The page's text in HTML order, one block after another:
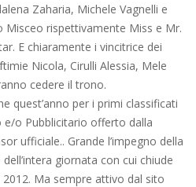
Zaharia, Michele Vagnelli e
Misceo rispettivamente Miss e Mr.
E chiaramente i vincitrice dei
Nicola, Cirulli Alessia, Mele
cedere il trono.
quest’anno per i primi classificati
o Pubblicitario offerto dalla
ufficiale.. Grande l’impegno della
giornata con cui chiude
2012. Ma sempre attivo dal sito